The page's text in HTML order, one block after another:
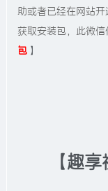
助或者已经在网站
获取安装包，此微信
包 】
【趣